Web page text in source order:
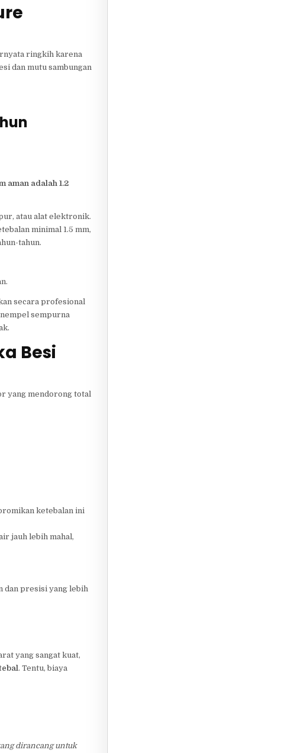
ringkih karena
dan mutu sambungan
aman adalah 1.2
atau alat elektronik.
minimal 1.5 mm,
tahun.
secara profesional
sempurna
Besi
yang mendorong total
ketebalan ini
jauh lebih mahal,
dan presisi yang lebih
yang sangat kuat,
. Tentu, biaya
dirancang untuk